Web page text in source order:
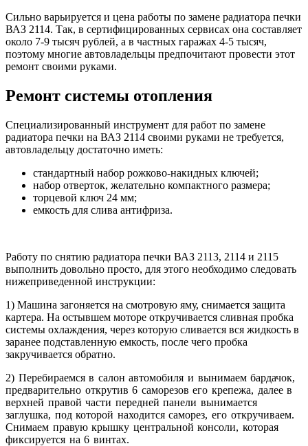
Сильно варьируется и цена работы по замене радиатора печки
ВАЗ 2114. Так, в сертифицированных сервисах она составляет
около 7-9 тысяч рублей, а в частных гаражах 4-5 тысяч,
поэтому многие автовладельцы предпочитают провести этот
ремонт своими руками.
Ремонт системы отопления
Специализированный инструмент для работ по замене
радиатора печки на ВАЗ 2114 своими руками не требуется,
автовладельцу достаточно иметь:
стандартный набор рожково-накидных ключей;
набор отверток, желательно компактного размера;
торцевой ключ 24 мм;
емкость для слива антифриза.
Работу по снятию радиатора печки ВАЗ 2113, 2114 и 2115
выполнить довольно просто, для этого необходимо следовать
нижеприведенной инструкции:
1) Машина загоняется на смотровую яму, снимается защита
картера. На остывшем моторе откручивается сливная пробка
системы охлаждения, через которую сливается вся жидкость в
заранее подставленную емкость, после чего пробка
закручивается обратно.
2) Перебираемся в салон автомобиля и вынимаем бардачок,
предварительно открутив 6 саморезов его крепежа, далее в
верхней правой части передней панели вынимается
заглушка, под которой находится саморез, его откручиваем.
Снимаем правую крышку центральной консоли, которая
фиксируется на 6 винтах.